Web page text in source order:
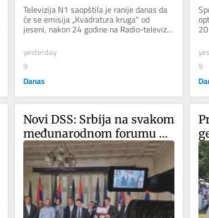
Televizija N1 saopštila je ranije danas da
će se emisija „Kvadratura kruga“ od
jeseni, nakon 24 godine na Radio-televiziji
Srbije (RTS), od...
yesterday
9
Danas
9
Novi DSS: Srbija na svakom
međunarodnom forumu da
insistira na istini o
zločinima u Oluji